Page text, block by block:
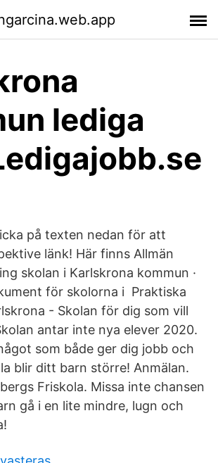
lediga
på texten nedan för att
länk! Här finns Allmän
skolan i Karlskrona kommun ·
för skolorna i Praktiska
- Skolan för dig som vill
antar inte nya elever 2020.
som både ger dig jobb och
blir ditt barn större! Anmälan.
Friskola. Missa inte chansen
gå i en lite mindre, lugn och